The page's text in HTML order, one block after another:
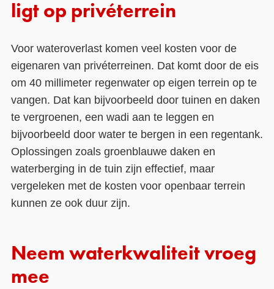
ligt op privéterrein
Voor wateroverlast komen veel kosten voor de
eigenaren van privéterreinen. Dat komt door de eis
om 40 millimeter regenwater op eigen terrein op te
vangen. Dat kan bijvoorbeeld door tuinen en daken
te vergroenen, een wadi aan te leggen en
bijvoorbeeld door water te bergen in een regentank.
Oplossingen zoals groenblauwe daken en
waterberging in de tuin zijn effectief, maar
vergeleken met de kosten voor openbaar terrein
kunnen ze ook duur zijn.
Neem waterkwaliteit vroeg
mee